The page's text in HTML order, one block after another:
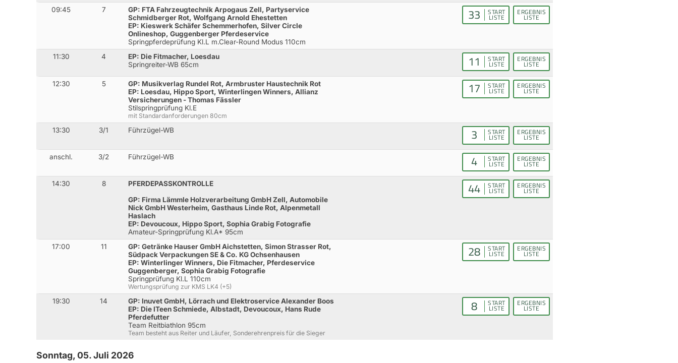
09:45 7
GP: FTA Fahrzeugtechnik Arpogaus Zell, Partyservice
Schmidberger Rot, Wolfgang Arnold Ehestetten
EP: Kieswerk Schäfer Schemmerhofen, Silver Circle
Onlineshop, Guggenberger Pferdeservice
Springpferdeprüfung Kl.L m.Clear-Round Modus 110cm
33 START
LISTE
ERGEBNIS
LISTE
11:30 4
EP: Die Fitmacher, Loesdau
Springreiter-WB 65cm
11 START
LISTE
ERGEBNIS
LISTE
12:30 5
GP: Musikverlag Rundel Rot, Armbruster Haustechnik Rot
EP: Loesdau, Hippo Sport, Winterlingen Winners, Allianz
Versicherungen - Thomas Fässler
Stilspringprüfung Kl.E
mit Standardanforderungen 80cm
17 START
LISTE
ERGEBNIS
LISTE
13:30 3/1 Führzügel-WB 3 START
LISTE
ERGEBNIS
LISTE
anschl. 3/2 Führzügel-WB 4 START
LISTE
ERGEBNIS
LISTE
14:30 8
PFERDEPASSKONTROLLE
GP: Firma Lämmle Holzverarbeitung GmbH Zell, Automobile
Nick GmbH Westerheim, Gasthaus Linde Rot, Alpenmetall
Haslach
EP: Devoucoux, Hippo Sport, Sophia Grabig Fotografie
Amateur-Springprüfung Kl.A* 95cm
44 START
LISTE
ERGEBNIS
LISTE
17:00 11
GP: Getränke Hauser GmbH Aichstetten, Simon Strasser Rot,
Südpack Verpackungen SE & Co. KG Ochsenhausen
EP: Winterlinger Winners, Die Fitmacher, Pferdeservice
Guggenberger, Sophia Grabig Fotografie
Springprüfung Kl.L 110cm
Wertungsprüfung zur KMS LK4 (+5)
28 START
LISTE
ERGEBNIS
LISTE
19:30 14
GP: Inuvet GmbH, Lörrach und Elektroservice Alexander Boos
EP: Die ITeen Schmiede, Albstadt, Devoucoux, Hans Rude
Pferdefutter
Team Reitbiathlon 95cm
Team besteht aus Reiter und Läufer, Sonderehrenpreis für die Sieger
8 START
LISTE
ERGEBNIS
LISTE
Sonntag, 05. Juli 2026